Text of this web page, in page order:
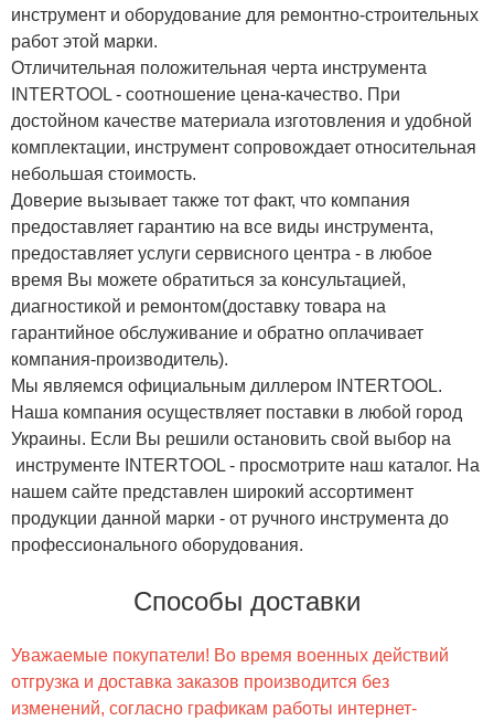
инструмент и оборудование для ремонтно-строительных
работ этой марки.
Отличительная положительная черта инструмента
INTERTOOL - соотношение цена-качество. При
достойном качестве материала изготовления и удобной
комплектации, инструмент сопровождает относительная
небольшая стоимость.
Доверие вызывает также тот факт, что компания
предоставляет гарантию на все виды инструмента,
предоставляет услуги сервисного центра - в любое
время Вы можете обратиться за консультацией,
диагностикой и ремонтом(доставку товара на
гарантийное обслуживание и обратно оплачивает
компания-производитель).
Мы являемся официальным диллером INTERTOOL.
Наша компания осуществляет поставки в любой город
Украины. Если Вы решили остановить свой выбор на
инструменте INTERTOOL - просмотрите наш каталог. На
нашем сайте представлен широкий ассортимент
продукции данной марки - от ручного инструмента до
профессионального оборудования.
Способы доставки
Уважаемые покупатели! Во время военных действий
отгрузка и доставка заказов производится без
изменений, согласно графикам работы интернет-